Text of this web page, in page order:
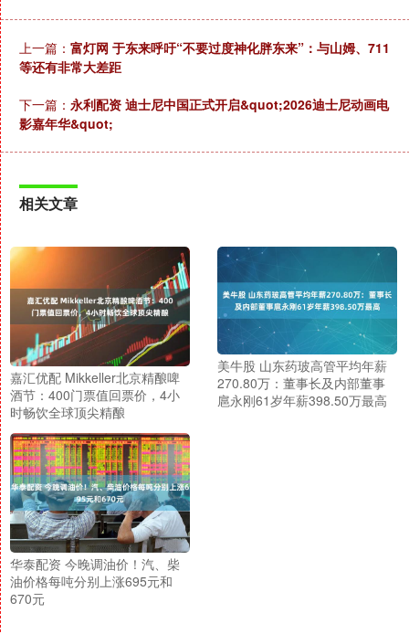
上一篇： 富灯网 于东来呼吁“不要过度神化胖东来”：与山姆、711
等还有非常大差距
下一篇： 永利配资 迪士尼中国正式开启&quot;2026迪士尼动画电
影嘉年华&quot;
相关文章
嘉汇优配 Mikkeller北京精酿啤
酒节：400门票值回票价，4小
时畅饮全球顶尖精酿
美牛股 山东药玻高管平均年薪
270.80万：董事长及内部董事
扈永刚61岁年薪398.50万最高
华泰配资 今晚调油价！汽、柴
油价格每吨分别上涨695元和
670元